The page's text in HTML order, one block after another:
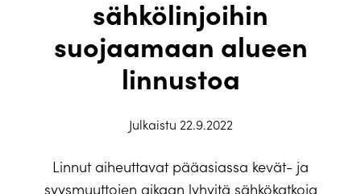
sähkölinjoihin
suojaamaan alueen
linnustoa
Julkaistu 22.9.2022
Linnut aiheuttavat pääasiassa kevät- ja
syysmuuttojen aikaan lyhyitä sähkökatkoja